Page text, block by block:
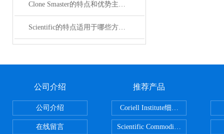
Clone Smaster的特点和优势主要包括哪些？
Scientific的特点适用于哪些方面？
公司介绍
公司介绍
在线留言
推荐产品
Scientific CommoditiesPE管 广州